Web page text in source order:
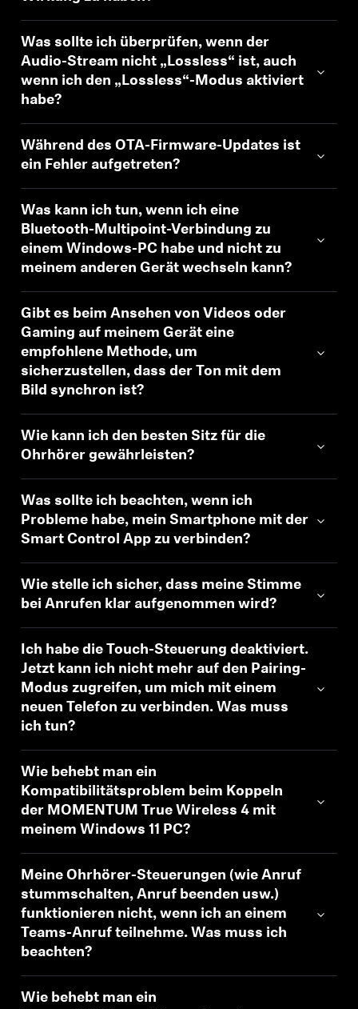
Was sollte ich überprüfen, wenn der
Audio-Stream nicht „Lossless“ ist, auch
wenn ich den „Lossless“-Modus aktiviert
habe?
Während des OTA-Firmware-Updates ist
ein Fehler aufgetreten?
Was kann ich tun, wenn ich eine
Bluetooth-Multipoint-Verbindung zu
einem Windows-PC habe und nicht zu
meinem anderen Gerät wechseln kann?
Gibt es beim Ansehen von Videos oder
Gaming auf meinem Gerät eine
empfohlene Methode, um
sicherzustellen, dass der Ton mit dem
Bild synchron ist?
Wie kann ich den besten Sitz für die
Ohrhörer gewährleisten?
Was sollte ich beachten, wenn ich
Probleme habe, mein Smartphone mit der
Smart Control App zu verbinden?
Wie stelle ich sicher, dass meine Stimme
bei Anrufen klar aufgenommen wird?
Ich habe die Touch-Steuerung deaktiviert.
Jetzt kann ich nicht mehr auf den Pairing-
Modus zugreifen, um mich mit einem
neuen Telefon zu verbinden. Was muss
ich tun?
Wie behebt man ein
Kompatibilitätsproblem beim Koppeln
der MOMENTUM True Wireless 4 mit
meinem Windows 11 PC?
Meine Ohrhörer-Steuerungen (wie Anruf
stummschalten, Anruf beenden usw.)
funktionieren nicht, wenn ich an einem
Teams-Anruf teilnehme. Was muss ich
beachten?
Wie behebt man ein